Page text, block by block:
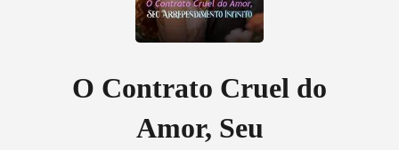
Histórico
O Contrato Cruel do
Amor, Seu